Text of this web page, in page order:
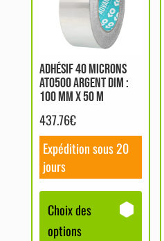
ADHÉSIF 40 MICRONS
AT0500 ARGENT DIM :
100 MM X 50 M
437.76€
Expédition sous 20
jours
Choix des
options
plusieurs
variations.
options
peuvent
être
choisies
sur
la
page
du
produit